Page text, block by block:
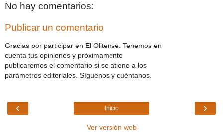
No hay comentarios:
Publicar un comentario
Gracias por participar en El Olitense. Tenemos en
cuenta tus opiniones y próximamente
publicaremos el comentario si se atiene a los
parámetros editoriales. Síguenos y cuéntanos.
‹ ›
Inicio
Ver versión web